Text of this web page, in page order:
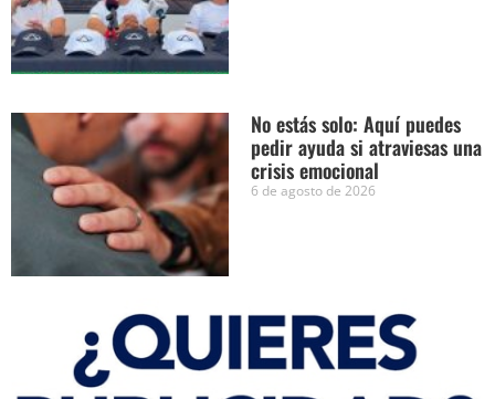
No estás solo: Aquí puedes
pedir ayuda si atraviesas una
crisis emocional
6 de agosto de 2026